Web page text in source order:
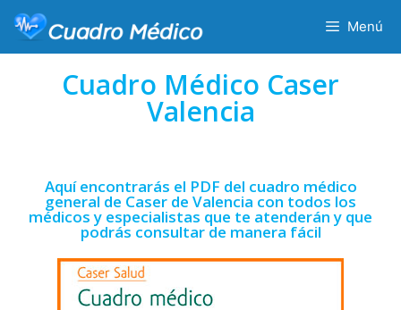
Menú
Cuadro Médico Caser
Valencia
Aquí encontrarás el PDF del cuadro médico
general de Caser de Valencia con todos los
médicos y especialistas que te atenderán y que
podrás consultar de manera fácil